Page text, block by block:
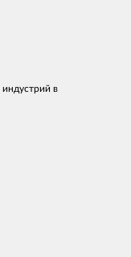
в